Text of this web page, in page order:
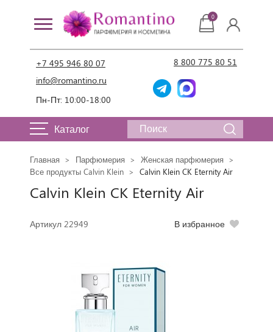
+7 495 946 80 07
info@romantino.ru
Пн-Пт: 10:00-18:00
8 800 775 80 51
0
Каталог
Главная Парфюмерия
Женская парфюмерия
Все продукты Calvin Klein
Calvin Klein CK Eternity Air
Calvin Klein CK Eternity Air
Артикул 22949 В избранное